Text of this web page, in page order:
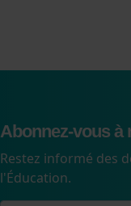
Abonnez-vous à
Restez informé des
l'Éducation.